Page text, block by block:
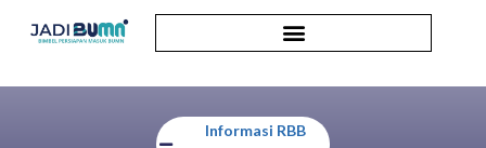
Informasi RBB